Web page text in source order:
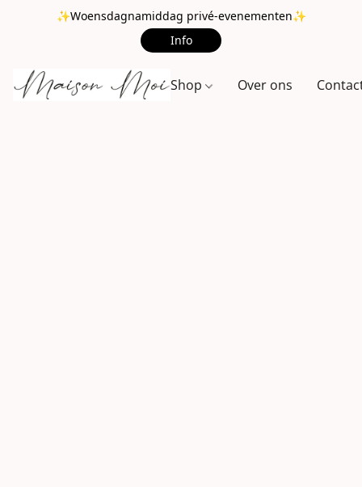
✨Woensdagnamiddag privé-evenementen✨
Info
Shop Over ons